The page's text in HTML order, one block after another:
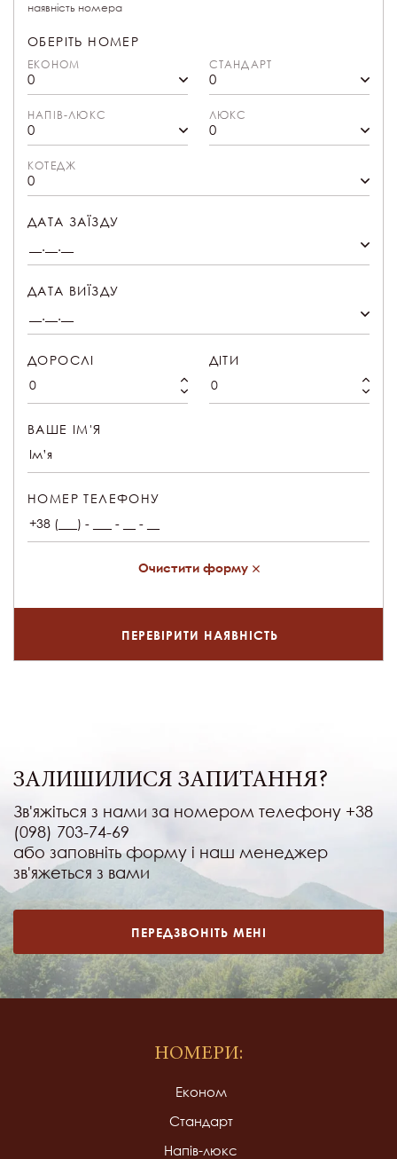
наявність номера
ОБЕРІТЬ НОМЕР
ЕКОНОМ
0
СТАНДАРТ
0
НАПІВ-ЛЮКС
0
ЛЮКС
0
КОТЕДЖ
0
ДАТА ЗАЇЗДУ
ДАТА ВИЇЗДУ
ДОРОСЛІ ДІТИ
ВАШЕ ІМ'Я
НОМЕР ТЕЛЕФОНУ
Очистити форму
ПЕРЕВІРИТИ НАЯВНІСТЬ
ЗАЛИШИЛИСЯ ЗАПИТАННЯ?
Зв'яжіться з нами за номером телефону +38
(098) 703-74-69
або заповніть форму і наш менеджер
зв'яжеться з вами
ПЕРЕДЗВОНІТЬ МЕНІ
НОМЕРИ:
Економ
Стандарт
Напів-люкс